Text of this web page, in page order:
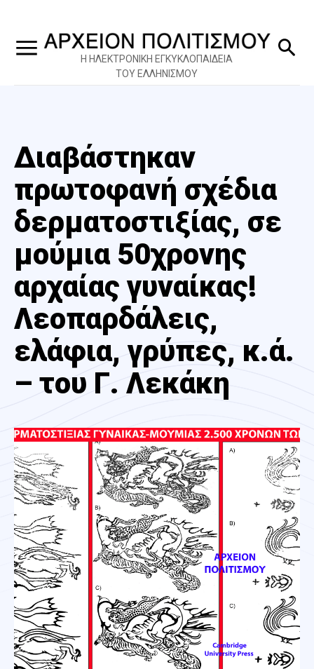
Η ΗΛΕΚΤΡΟΝΙΚΗ ΕΓΚΥΚΛΟΠΑΙΔΕΙΑ
ΤΟΥ ΕΛΛΗΝΙΣΜΟΥ
Διαβάστηκαν
πρωτοφανή σχέδια
δερματοστιξίας, σε
μούμια 50χρονης
αρχαίας γυναίκας!
Λεοπαρδάλεις,
ελάφια, γρύπες, κ.ά.
– του Γ. Λεκάκη